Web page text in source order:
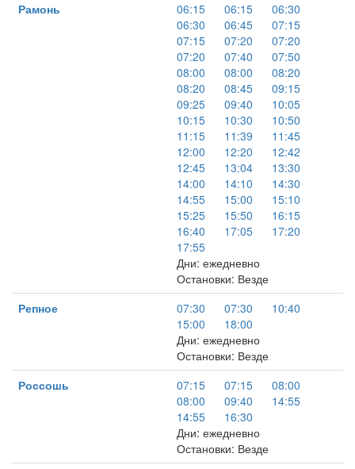
Рамонь
06:15 06:15
06:30
06:30
06:45
07:15
07:15
07:20
07:20
07:20
07:40
07:50
08:00
08:00
08:20
08:20
08:45
09:15
09:25
09:40
10:05
10:15
10:30
10:50
11:15
11:39
11:45
12:00
12:20
12:42
12:45
13:04
13:30
14:00
14:10
14:30
14:55
15:00
15:10
15:25
15:50
16:15
16:40
17:05
17:20
17:55
Дни: ежедневно
Остановки: Везде
Репное
07:30 07:30
10:40
15:00
18:00
Дни: ежедневно
Остановки: Везде
Россошь
07:15 07:15
08:00
08:00
09:40
14:55
14:55
16:30
Дни: ежедневно
Остановки: Везде